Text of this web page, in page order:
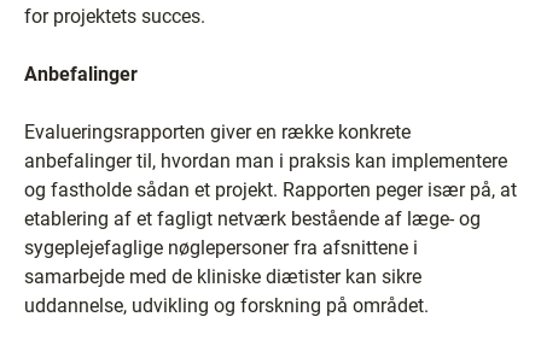
for projektets succes.
Anbefalinger
Evalueringsrapporten giver en række konkrete
anbefalinger til, hvordan man i praksis kan implementere
og fastholde sådan et projekt. Rapporten peger især på, at
etablering af et fagligt netværk bestående af læge- og
sygeplejefaglige nøglepersoner fra afsnittene i
samarbejde med de kliniske diætister kan sikre
uddannelse, udvikling og forskning på området.